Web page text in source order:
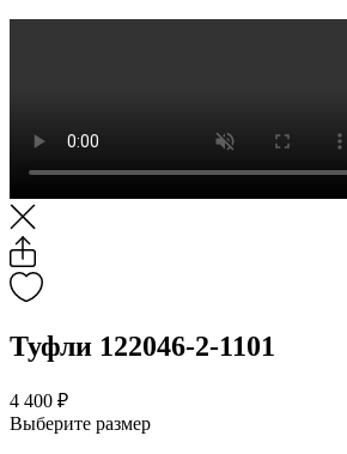
Туфли 122046-2-1101
4 400 ₽
Выберите размер